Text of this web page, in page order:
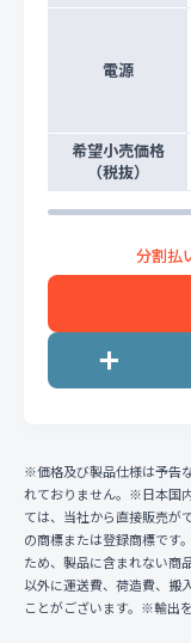
電源
希望小売価格
（税抜）
※価格及び製品仕様は予告
れておりません。※日本国
ては、当社から直接販売が
の商標または登録商標です
ため、製品に含まれない商
以外に運送費、荷造費、搬
ことがございます。※輸出